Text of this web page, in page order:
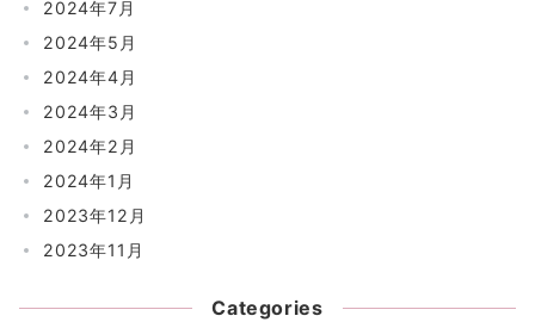
2024年7月
2024年5月
2024年4月
2024年3月
2024年2月
2024年1月
2023年12月
2023年11月
Categories